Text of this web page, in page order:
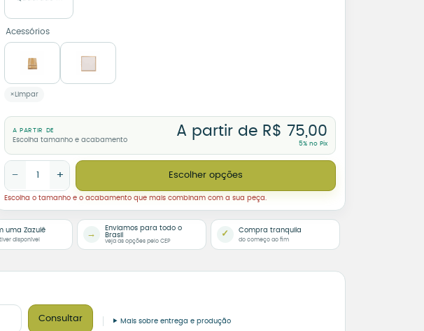
Acessórios
Limpar
A PARTIR DE
Escolha tamanho e acabamento
A partir de R$ 75,00
5% no Pix
Azulejo Decorativo Amor em Todas as Línguas – Dupla Face ou Moldura quantidade
− + Escolher opções
Escolha o tamanho e o acabamento que mais combinam com a sua peça.
uma Zazulê
disponível
→
Enviamos para todo o
Brasil
veja as opções pelo CEP
✓ Compra tranquila
do começo ao fim
Consultar Mais sobre entrega e produção